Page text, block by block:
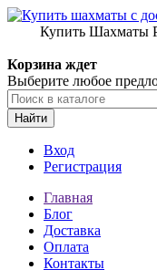
Купить Шахматы
Корзина ждет
Выберите любое
Найти
Вход
Регистрация
Главная
Блог
Доставка
Оплата
Контакты